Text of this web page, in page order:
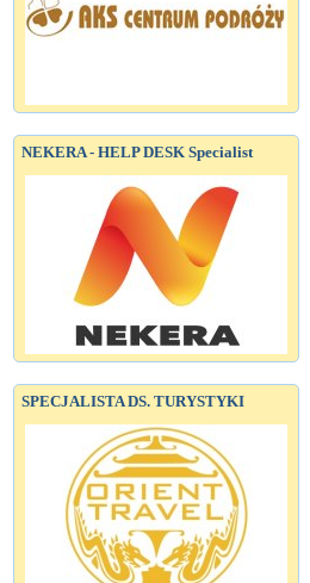
NEKERA - HELP DESK Specialist
SPECJALISTA DS. TURYSTYKI